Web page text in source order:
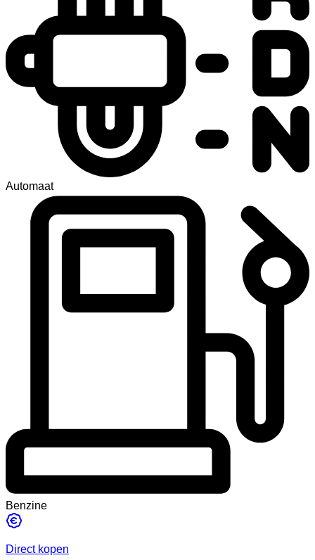
Automaat
Benzine
Direct kopen